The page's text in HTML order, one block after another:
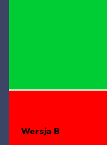
Wersja B